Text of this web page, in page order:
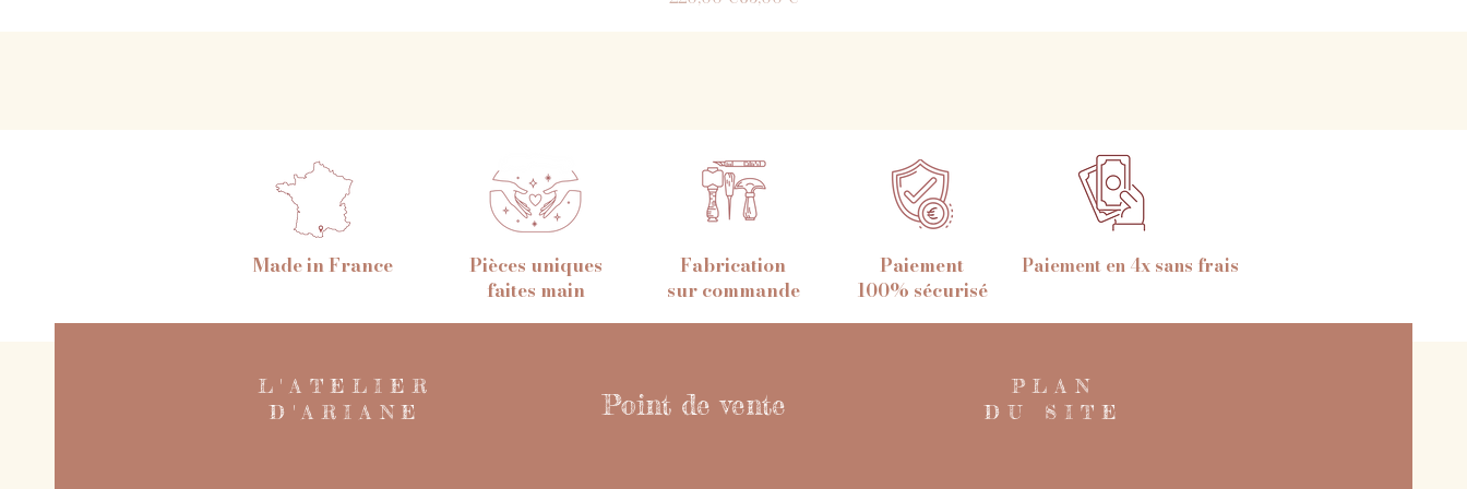
Made in France
Fabrication
sur commande
Pièces uniques
faites main
Paiement
100% sécurisé
Paiement en 4x sans frais
L'ATELIER
D'ARIANE
PLAN
DU SITE
Point de vente